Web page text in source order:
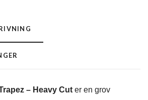
– Heavy Cut er en grov